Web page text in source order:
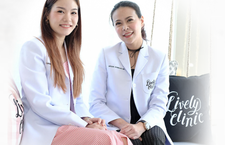
ปรึกษาฟรี
ONLINE CONSULTATION
แอดไลน์คุยกับหมอ
ONLINE CONSULTATION
CONSULT WITH DOCTOR